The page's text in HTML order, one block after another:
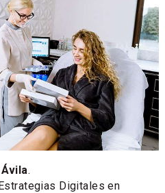
.
Digitales en